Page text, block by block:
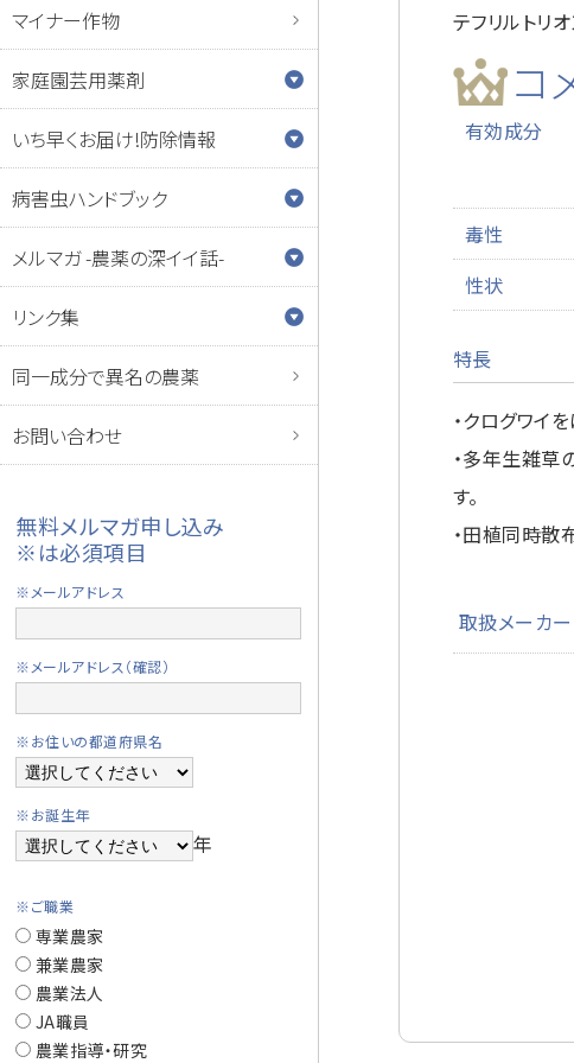
マイナー作物
家庭園芸用薬剤
いち早くお届け!防除情報
病害虫ハンドブック
メルマガ -農薬の深イイ話-
リンク集
同一成分で異名の農薬
お問い合わせ
無料メルマガ申し込み
※は必須項目
※メールアドレス
※メールアドレス（確認）
※お住いの都道府県名
※お誕生年
年
※ご職業
専業農家
兼業農家
農業法人
JA職員
農業指導・研究
テフリルトリ
コ
有効成分
毒性
性状
特長
・クログワイ
・多年生雑草
す。
・田植同時散
取扱メーカー